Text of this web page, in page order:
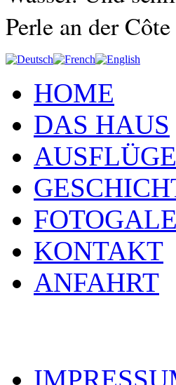
Perle an der
HOME
DAS HAUS
AUSFLÜGE
KONTAKT
ANFAHRT